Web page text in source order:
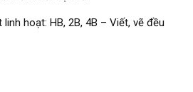
hoạt: HB, 2B, 4B – Viết, vẽ đều